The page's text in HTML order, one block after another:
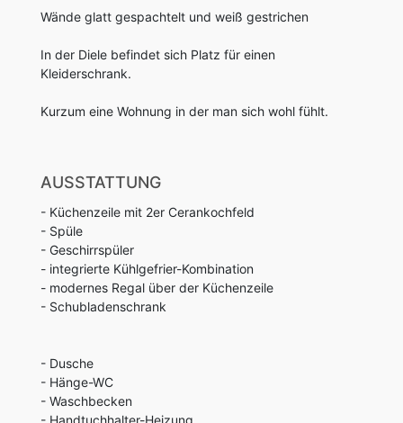
Wände glatt gespachtelt und weiß gestrichen
In der Diele befindet sich Platz für einen
Kleiderschrank.
Kurzum eine Wohnung in der man sich wohl fühlt.
AUSSTATTUNG
- Küchenzeile mit 2er Cerankochfeld
- Spüle
- Geschirrspüler
- integrierte Kühlgefrier-Kombination
- modernes Regal über der Küchenzeile
- Schubladenschrank
- Dusche
- Hänge-WC
- Waschbecken
- Handtuchhalter-Heizung